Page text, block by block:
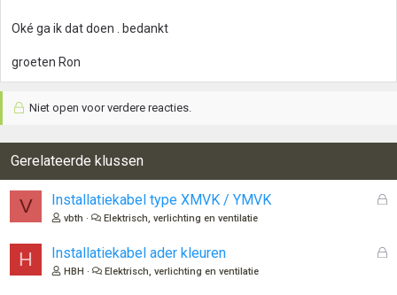
Oké ga ik dat doen . bedankt
groeten Ron
Niet open voor verdere reacties.
Gerelateerde klussen
V
G
Installatiekabel type XMVK / YMVK
vbth Elektrisch, verlichting en ventilatie
H
G
Installatiekabel ader kleuren
HBH Elektrisch, verlichting en ventilatie